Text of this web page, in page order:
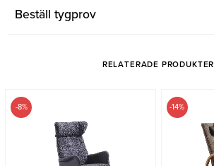
Beställ tygprov
RELATERADE PRODUKTER
-8% -14%